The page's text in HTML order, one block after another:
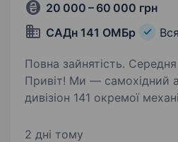
20 000 – 60 000 грн
САДн 141 ОМБр
Повна зайнятість. Середня
Привіт! Ми — самохідний
дивізіон 141 окремої
бореться за мир і безпеку
2 дні тому